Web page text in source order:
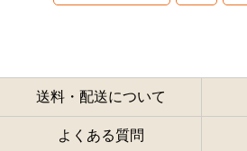
送料・配送について
よくある質問